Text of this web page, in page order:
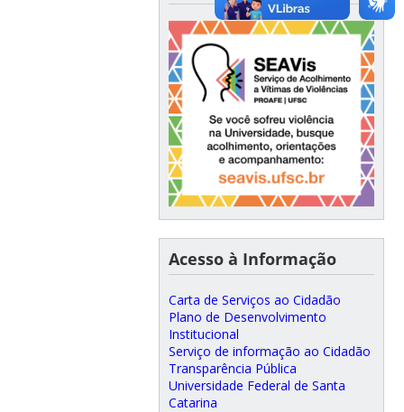
Acesso à Informação
Carta de Serviços ao Cidadão
Plano de Desenvolvimento
Institucional
Serviço de informação ao Cidadão
Transparência Pública
Universidade Federal de Santa
Catarina